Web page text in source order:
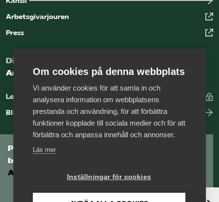
Arbetsgivarjouren
Press
Digital kunskapsbank för arbetsgivare
Arbetsgivarguiden
Logga in
Bli medlem
Prenumerera på Tågföretagens
branschnyhetsbrev
Aktuell info direkt i din inkorg.
Om cookies på denna webbplats
Vi använder cookies för att samla in och
analysera information om webbplatsens
prestanda och användning, för att förbättra
funktioner kopplade till sociala medier och för att
förbättra och anpassa innehåll och annonser.
Läs mer
Inställningar för cookies